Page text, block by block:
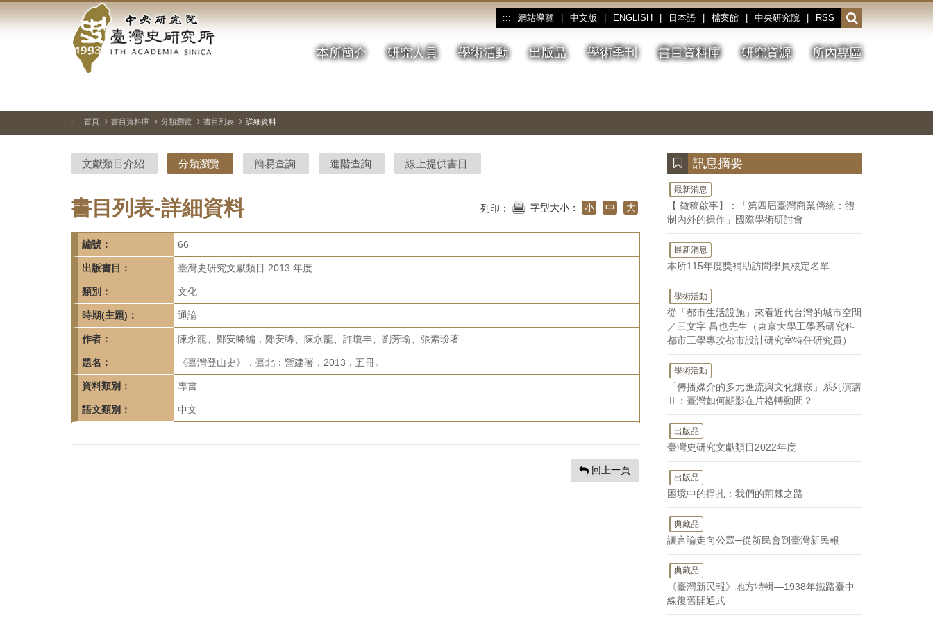
到
中
央
研
院-
臺
灣
史
研
究
所-
首
頁
::: 網站導覽 中文版 ENGLISH 日本語 檔案館 中央研究院 RSS
開
啟
或
收
本所簡介 研究人員 學術活動 出版品 學術季刊 書目資料庫 研究資源 所內專區
停、
圖
圖
結
::: 首頁 書目資料庫 分類瀏覽 書目列表 詳細資料
文獻類目介紹 分類瀏覽 簡易查詢 進階查詢 線上提供書目
書目列表-詳細資料 列印： 字型大小： 小 中 大
編號： 66
出版書目： 臺灣史研究文獻類目 2013 年度
類別： 文化
時期(主題)： 通論
作者： 陳永龍、鄭安睎編，鄭安睎、陳永龍、許瓊丰、劉芳瑜、張素玢著
題名： 《臺灣登山史》，臺北：營建署，2013，五冊。
資料類別： 專書
語文類別： 中文
回上一頁
訊息摘要
最新消息
【 徵稿啟事】：「第四屆臺灣商業傳統：體
制內外的操作」國際學術研討會
最新消息
本所115年度獎補助訪問學員核定名單
學術活動
從「都市生活設施」來看近代台灣的城市空間
／三文字 昌也先生（東京大學工學系研究科
都市工學專攻都市設計研究室特任研究員）
學術活動
「傳播媒介的多元匯流與文化鑲嵌」系列演講
Ⅱ：臺灣如何顯影在片格轉動間？
出版品
臺灣史研究文獻類目2022年度
出版品
困境中的掙扎：我們的荊棘之路
典藏品
讓言論走向公眾─從新民會到臺灣新民報
典藏品
《臺灣新民報》地方特輯—1938年鐵路臺中
線復舊開通式